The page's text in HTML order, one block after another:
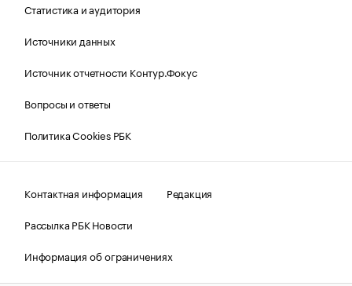
Статистика и аудитория
Источники данных
Источник отчетности Контур.Фокус
Вопросы и ответы
Политика Cookies РБК
Контактная информация
Редакция
Рассылка РБК Новости
Информация об ограничениях